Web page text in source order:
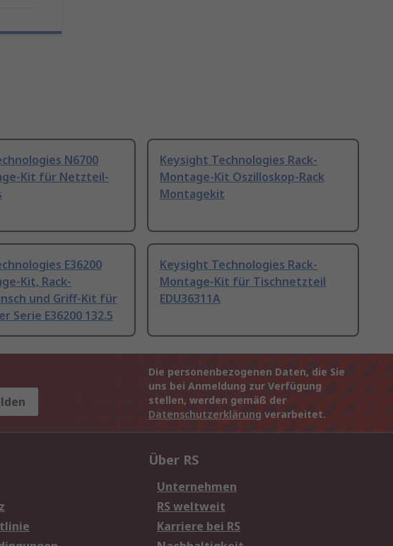
N6700
Kit für Netzteil-
Keysight Technologies Rack-
Montage-Kit Oszilloskop-Rack
Montagekit
E36200
Kit, Rack-
und Griff-Kit für
Serie E36200 132.5
Keysight Technologies Rack-
Montage-Kit für Tischnetzteil
EDU36311A
Die personenbezogenen Daten, die Sie
uns bei Anmeldung zur Verfügung
stellen, werden gemäß der
Datenschutzerklärung verarbeitet.
Über RS
Unternehmen
RS weltweit
Karriere bei RS